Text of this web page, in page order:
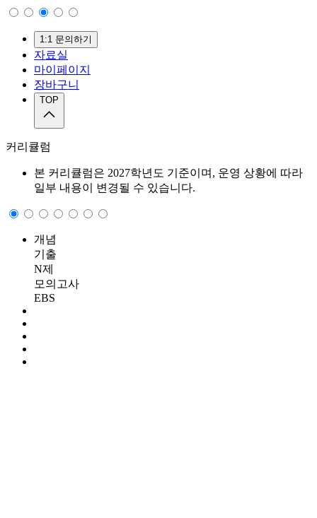
1:1 문의하기
자료실
마이페이지
장바구니
TOP
커리큘럼
본 커리큘럼은 2027학년도 기준이며, 운영 상황에 따라
일부 내용이 변경될 수 있습니다.
개념
기출
N제
모의고사
EBS